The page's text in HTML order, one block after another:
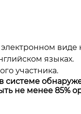
электронном виде
языках.
участника.
не менее 85%